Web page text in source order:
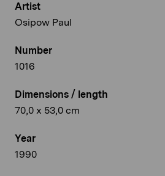
Artist
Osipow Paul
Number
1016
Dimensions / length
70,0 x 53,0 cm
Year
1990